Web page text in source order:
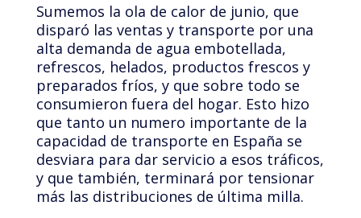
Sumemos la ola de calor de junio, que
disparó las ventas y transporte por una
alta demanda de agua embotellada,
refrescos, helados, productos frescos y
preparados fríos, y que sobre todo se
consumieron fuera del hogar. Esto hizo
que tanto un numero importante de la
capacidad de transporte en España se
desviara para dar servicio a esos tráficos,
y que también, terminará por tensionar
más las distribuciones de última milla.